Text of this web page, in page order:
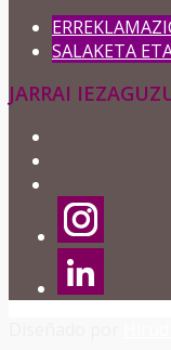
SALAKETA
JARRAI